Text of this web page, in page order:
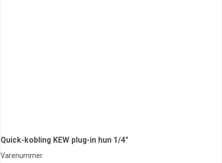
Quick-kobling KEW plug-in hun 1/4"
Varenummer